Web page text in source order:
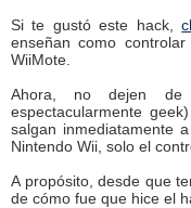
Si te gustó este hack,
enseñan como
WiiMote.
Ahora, no dejen
espectacularmente
salgan inmediatamente
Nintendo Wii, solo el
A propósito, desde que
de cómo fue que hice el